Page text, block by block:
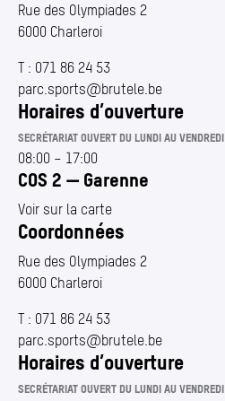
Rue des Olympiades 2
6000 Charleroi
T : 071 86 24 53
parc.​sports@​brutele.​be
Horaires d’ouverture
SECRÉTARIAT OUVERT DU LUNDI AU VENDREDI
08:00 – 17:00
COS 2 — Garenne
Voir sur la carte
Coordonnées
Rue des Olympiades 2
6000 Charleroi
T : 071 86 24 53
parc.​sports@​brutele.​be
Horaires d’ouverture
SECRÉTARIAT OUVERT DU LUNDI AU VENDREDI